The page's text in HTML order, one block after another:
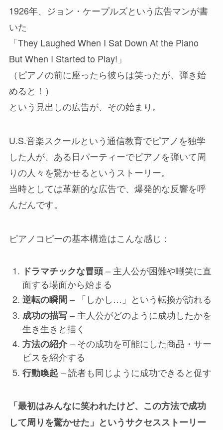
1926年、ジョン・ケープルズという広告マンが書
いた
「They Laughed When I Sat Down At the Piano
But When I Started to Play!」
（ピアノの前に座ったら彼らは笑ったが、弾き始
めると！）
という見出しの広告が、その始まり。
U.S.音楽スクールという通信教育でピアノを独学
した人が、ある日パーティーでピアノを弾いて周
りの人々を驚かせるというストーリー。
当時としては革新的な広告で、爆発的な反響を呼
んだんです。
ピアノコピーの基本構造はこんな感じ：
ドラマチックな冒頭– 主人公が困難や嘲笑に直
面する場面から始まる
逆転の瞬間– 「しかし…」という転換が訪れる
成功の描写– 主人公がどのように成功したかを
生き生きと描く
方法の紹介– その成功を可能にした商品・サー
ビスを紹介する
行動喚起 – 読者も同じように成功できると促す
「最初はみんなに笑われたけど、この方法で成功
して周りを驚かせた」というサクセスストーリー